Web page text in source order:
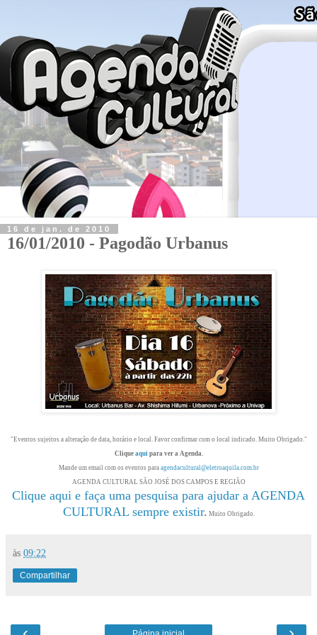
16 de jan. de 2010
16/01/2010 - Pagodão Urbanus
"Eventos sujeitos a alteração de data, horário e local. Favor confirmar com o local indicado. Muito Obrigado."
Clique aqui para ver a Agenda.
Mande um email com os eventos para agendacultural@eletroaquila.com.br
AGENDA CULTURAL SÃO JOSÉ DOS CAMPOS E REGIÃO
Clique aqui e faça uma pesquisa para ajudar a AGENDA
CULTURAL sempre existir. Muito Obrigado.
às 09:22
Compartilhar